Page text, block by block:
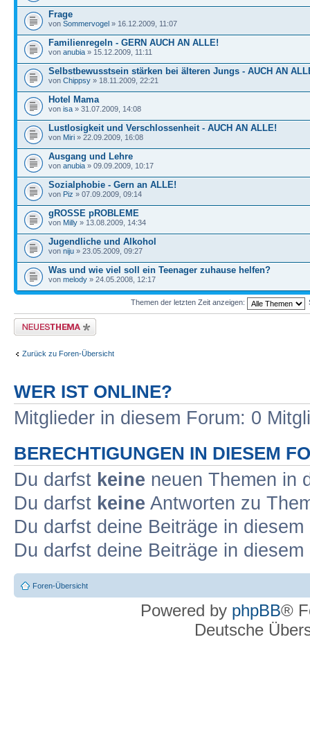
Frage
von Sommervogel » 16.12.2009, 11:07
Familienregeln - GERN AUCH AN ALLE!
von anubia » 15.12.2009, 11:11
Selbstbewusstsein stärken bei älteren Jungs - AUCH AN
von Chippsy » 18.11.2009, 22:21
Hotel Mama
von isa » 31.07.2009, 14:08
Lustlosigkeit und Verschlossenheit - AUCH AN ALLE!
von Miri » 22.09.2009, 16:08
Ausgang und Lehre
von anubia » 09.09.2009, 10:17
Sozialphobie - Gern an ALLE!
von Piz » 07.09.2009, 09:14
gROSSE pROBLEME
von Milly » 13.08.2009, 14:34
Jugendliche und Alkohol
von niju » 23.05.2009, 09:27
Was und wie viel soll ein Teenager zuhause helfen?
von melody » 24.05.2008, 12:17
Themen der letzten Zeit anzeigen:
Neues Thema erstellen
Zurück zu Foren-Übersicht
WER IST ONLINE?
Mitglieder in diesem Forum: 0
BERECHTIGUNGEN IN DIESEM
Du darfst keine neuen Themen in
Du darfst keine Antworten zu
Du darfst deine Beiträge in
Du darfst deine Beiträge in
Foren-Übersicht
Powered by phpBB®
Deutsche